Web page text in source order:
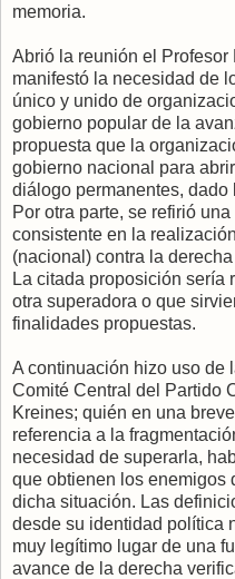
memoria.
Abrió la reunión el Profesor
manifestó la necesidad de
único y unido de
gobierno popular de la
propuesta que la
gobierno nacional para
diálogo permanentes,
Por otra parte, se refirió
consistente en la
(nacional) contra la
La citada proposición sería
otra superadora o que
finalidades propuestas.
A continuación hizo uso de
Comité Central del Partido
Kreines; quién en una
referencia a la
necesidad de superarla,
que obtienen los enemigos
dicha situación. Las
desde su identidad política
muy legítimo lugar de una
avance de la derecha